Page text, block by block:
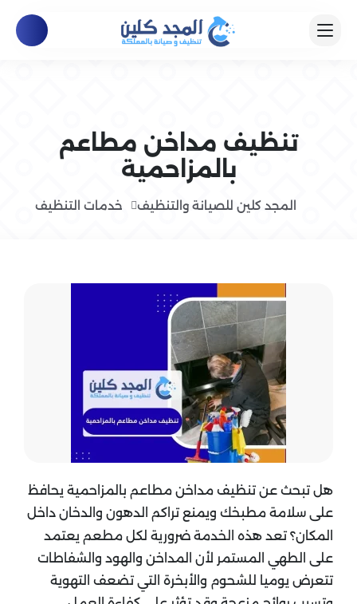
تنظيف مداخن مطاعم
بالمزاحمية
المجد كلين للصيانة والتنظيف خدمات التنظيف
هل تبحث عن تنظيف مداخن مطاعم بالمزاحمية يحافظ
على سلامة مطبخك ويمنع تراكم الدهون والدخان داخل
المكان؟ تعد هذه الخدمة ضرورية لكل مطعم يعتمد
على الطهي المستمر لأن المداخن والهود والشفاطات
تتعرض يوميا للشحوم والأبخرة التي تضعف التهوية